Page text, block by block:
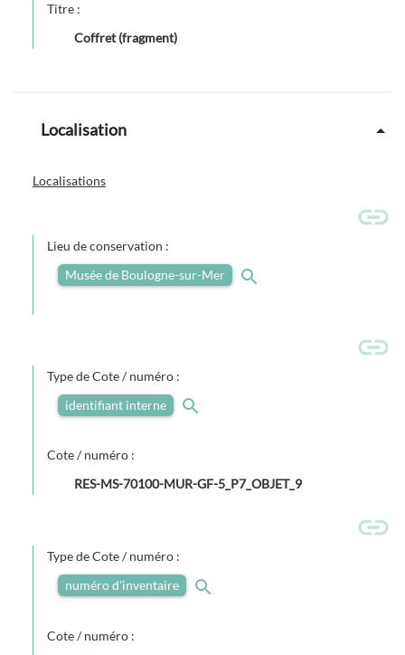
Titre :
Coffret (fragment)
Localisation
Localisations
Lieu de conservation :
Musée de Boulogne-sur-Mer
Type de Cote / numéro :
identifiant interne
Cote / numéro :
RES-MS-70100-MUR-GF-5_P7_OBJET_9
Type de Cote / numéro :
numéro d'inventaire
Cote / numéro :